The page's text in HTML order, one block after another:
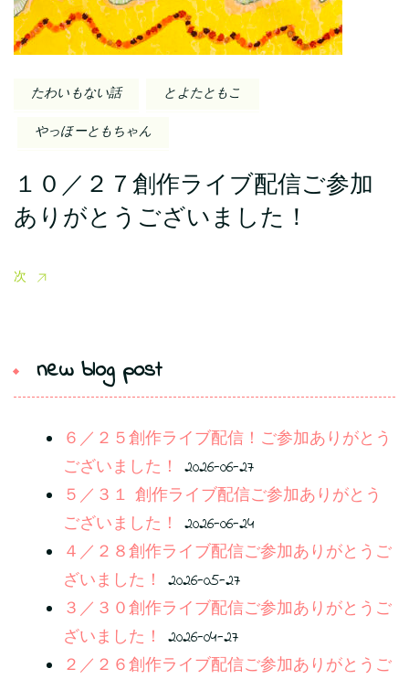
たわいもない話
とよたともこ
やっほーともちゃん
１０／２７創作ライブ配信ご参加
ありがとうございました！
次
new blog post
６／２５創作ライブ配信！ご参加ありがとう
ございました！ 2026-06-27
５／３１ 創作ライブ配信ご参加ありがとう
ございました！ 2026-06-24
４／２８創作ライブ配信ご参加ありがとうご
ざいました！ 2026-05-27
３／３０創作ライブ配信ご参加ありがとうご
ざいました！ 2026-04-27
２／２６創作ライブ配信ご参加ありがとうご